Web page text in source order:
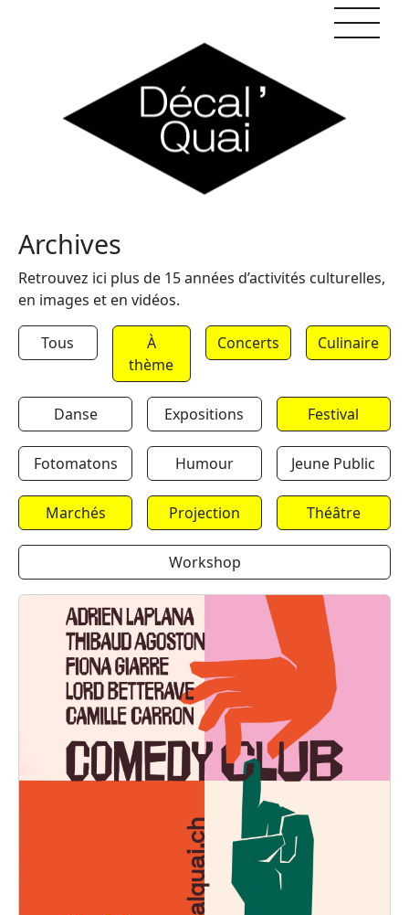
Archives
Retrouvez ici plus de 15 années d’activités culturelles,
en images et en vidéos.
Tous
À
thème
Concerts Culinaire
Danse Expositions Festival
Fotomatons Humour Jeune Public
Marchés Projection Théâtre
Workshop